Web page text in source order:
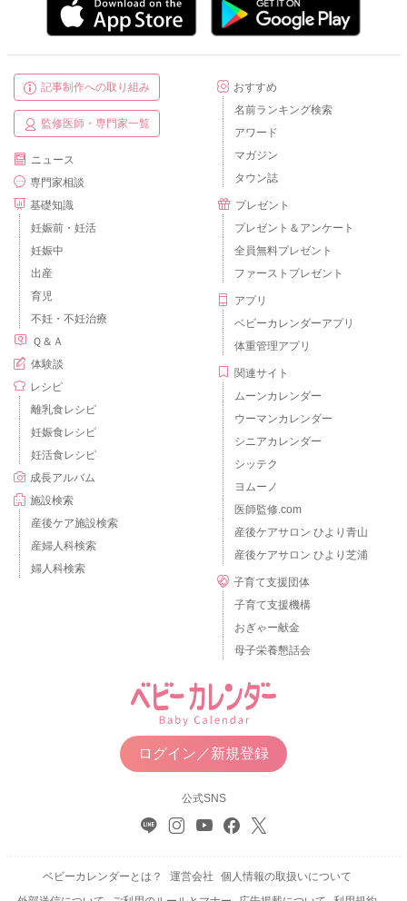
記事制作への取り組み
監修医師・専門家一覧
ニュース
専門家相談
基礎知識
妊娠前・妊活
妊娠中
出産
育児
不妊・不妊治療
Ｑ＆Ａ
体験談
レシピ
離乳食レシピ
妊娠食レシピ
妊活食レシピ
成長アルバム
施設検索
産後ケア施設検索
産婦人科検索
婦人科検索
おすすめ
名前ランキング検索
アワード
マガジン
タウン誌
プレゼント
プレゼント＆アンケート
全員無料プレゼント
ファーストプレゼント
アプリ
ベビーカレンダーアプリ
体重管理アプリ
関連サイト
ムーンカレンダー
ウーマンカレンダー
シニアカレンダー
シッテク
ヨムーノ
医師監修.com
産後ケアサロン ひより青山
産後ケアサロン ひより芝浦
子育て支援団体
子育て支援機構
おぎゃー献金
母子栄養懇話会
ログイン／新規登録
公式SNS
ベビーカレンダーとは？ 運営会社
個人情報の取扱いについて